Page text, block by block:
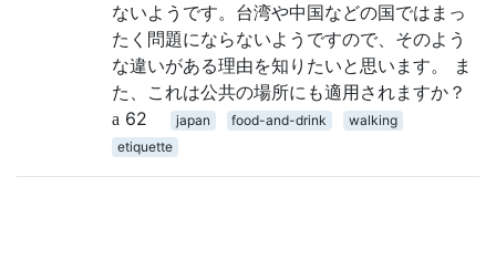
ないようです。台湾や中国などの国ではまっ
たく問題にならないようですので、そのよう
な違いがある理由を知りたいと思います。 ま
た、これは公共の場所にも適用されますか？
62
japan food-and-drink
walking
etiquette